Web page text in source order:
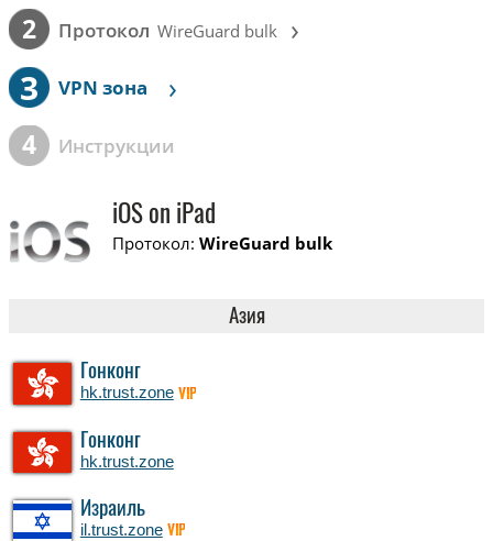
2 Протокол WireGuard bulk ›
3 VPN зона ›
4 Инструкции
iOS on iPad
Протокол:WireGuard bulk
Азия
Гонконг
hk.trust.zone VIP
Гонконг
hk.trust.zone
Израиль
il.trust.zone VIP